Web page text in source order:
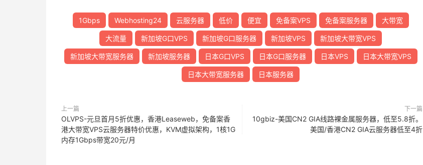
1Gbps Webhosting24 云服务器 低价 便宜 免备案VPS 免备案服务器 大带宽
大流量 新加坡G口VPS 新加坡G口服务器 新加坡VPS 新加坡大带宽VPS
新加坡大带宽服务器 新加坡服务器 日本G口VPS 日本G口服务器 日本VPS 日本大带宽VPS
日本大带宽服务器 日本服务器
上一篇
OLVPS-元旦首月5折优惠，香港Leaseweb，免备案香
港大带宽VPS云服务器特价优惠，KVM虚拟架构，1核1G
内存1Gbps带宽20元/月
下一篇
10gbiz-美国CN2 GIA线路裸金属服务器，低至5.8折。
美国/香港CN2 GIA云服务器低至4折